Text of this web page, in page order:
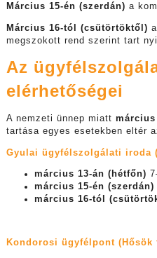
Március 15-én (szerdán) a
Március 16-tól (csütörtöktől)
megszokott rend szerint tart
Az
elérhetőségei
A nemzeti ünnep miatt március
tartása egyes esetekben eltér
Gyulai ügyfélszolgálati iroda
március 13-án (hétfőn)
március 15-én (szerdán)
március 16-tól
Kondorosi ügyfélpont (Hősök